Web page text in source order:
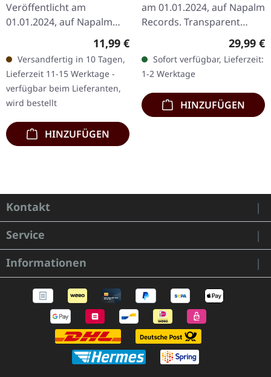
Veröffentlicht am
01.01.2024, auf Napalm
Records. CD im 6-seitigen
seitigem Booklet. Die
dänischen Black…
Regulärer Preis:
11,99 €
Versandfertig in 10 Tagen,
Lieferzeit 11-15 Werktage -
verfügbar beim Lieferanten,
wird bestellt
HINZUFÜGEN
am 01.01.2024, auf Napalm
Records. Transparent
rotes Vinyl im Gatefold-
Cover. Defacing God
entfesseln pure sonische…
29,99 €
Sofort verfügbar, Lieferzeit:
1-2 Werktage
HINZUFÜGEN
Kontakt
Service
Informationen